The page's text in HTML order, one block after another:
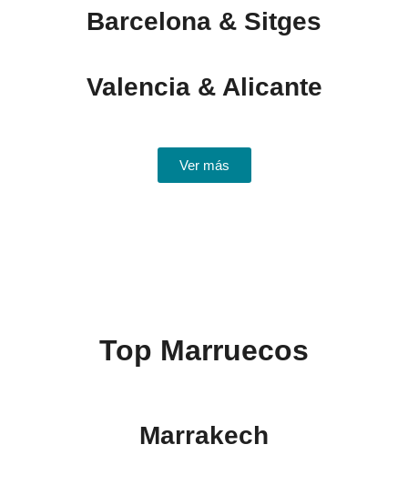
Barcelona & Sitges
Valencia & Alicante
Ver más
Top Marruecos
Marrakech